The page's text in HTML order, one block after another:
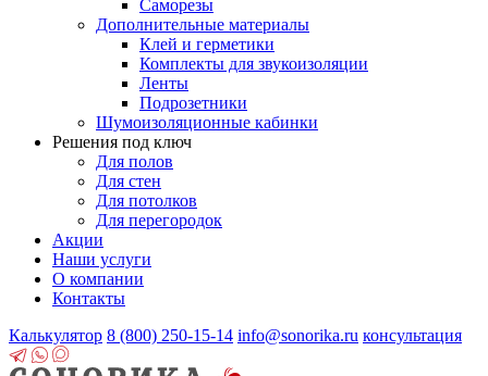
Саморезы
Дополнительные материалы
Клей и герметики
Комплекты для звукоизоляции
Ленты
Подрозетники
Шумоизоляционные кабинки
Решения под ключ
Для полов
Для стен
Для потолков
Для перегородок
Акции
Наши услуги
О компании
Контакты
Калькулятор 8 (800) 250-15-14 info@sonorika.ru консультация